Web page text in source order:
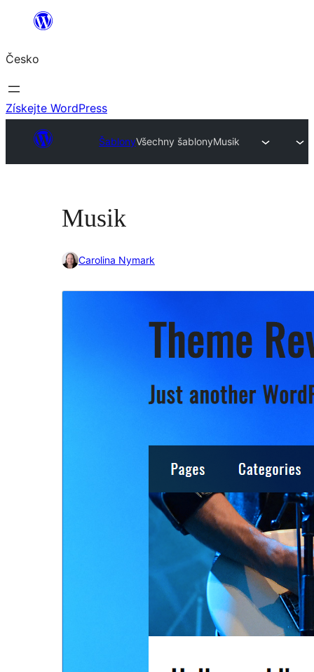
Přeskočit
obsah
Česko
Získejte WordPress
ŠablonyVšechny šablonyMusik
Musik
Carolina Nymark